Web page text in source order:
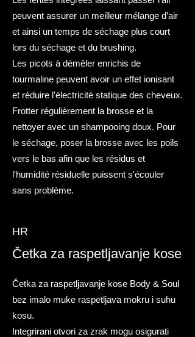
peuvent assurer un meilleur mélange d’air
et ainsi un temps de séchage plus court
lors du séchage et du brushing. ​
Les picots à démêler enrichis de
tourmaline peuvent avoir un effet ionisant
et réduire l'électricité statique des cheveux.
Frotter régulièrement la brosse et la
nettoyer avec un shampooing doux. Pour
le séchage, poser la brosse avec les poils
vers le bas afin que les résidus et
l'humidité résiduelle puissent s'écouler
sans problème.
HR
Četka za raspetljavanje kose
Četka za raspetljavanje kose Body & Soul
bez imalo muke raspetljava mokru i suhu
kosu.
Integrirani otvori za zrak mogu osigurati